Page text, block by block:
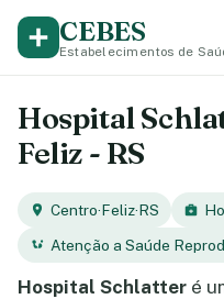
CEBES
Estabelecimentos de
Hospital
Feliz - RS
Centro·Feliz·RS
Atenção a Saúde
Hospital Schlatter é